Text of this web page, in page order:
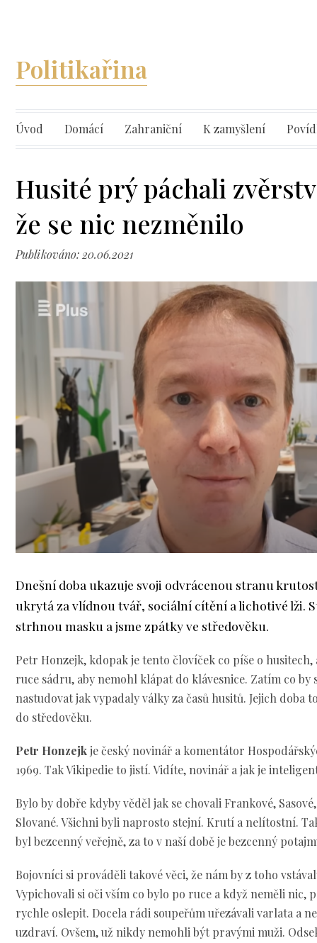
Politikařina
Úvod Domácí Zahraniční K zamyšlení
Husité prý páchali
že se nic nezměnilo
Publikováno: 20.06.2021
Dnešní doba ukazuje svoji odvrácenou stranu
ukrytá za vlídnou tvář, sociální cítění a lichotivé lži.
strhnou masku a jsme zpátky ve středověku.
Petr Honzejk, kdopak je tento človíček co píše o
ruce sádru, aby nemohl klápat do klávesnice. Zatím co by
nastudovat jak vypadaly války za časů husitů. Jejich doba
do středověku.
Petr Honzejkje český novinář a komentátor
1969. Tak Vikipedie to jistí. Vidíte, novinář a jak je
Bylo by dobře kdyby věděl jak se chovali Frankové,
Slované. Všichni byli naprosto stejní. Krutí a nelítostní.
byl bezcenný veřejně, za to v naší době je bezcenný
Bojovníci si prováděli takové věci, že nám by z toho
Vypichovali si oči vším co bylo po ruce a když neměli nic,
rychle oslepit. Docela rádi soupeřům uřezávali varlata a
uzdraví. Ovšem, už nikdy nemohli být pravými muži.